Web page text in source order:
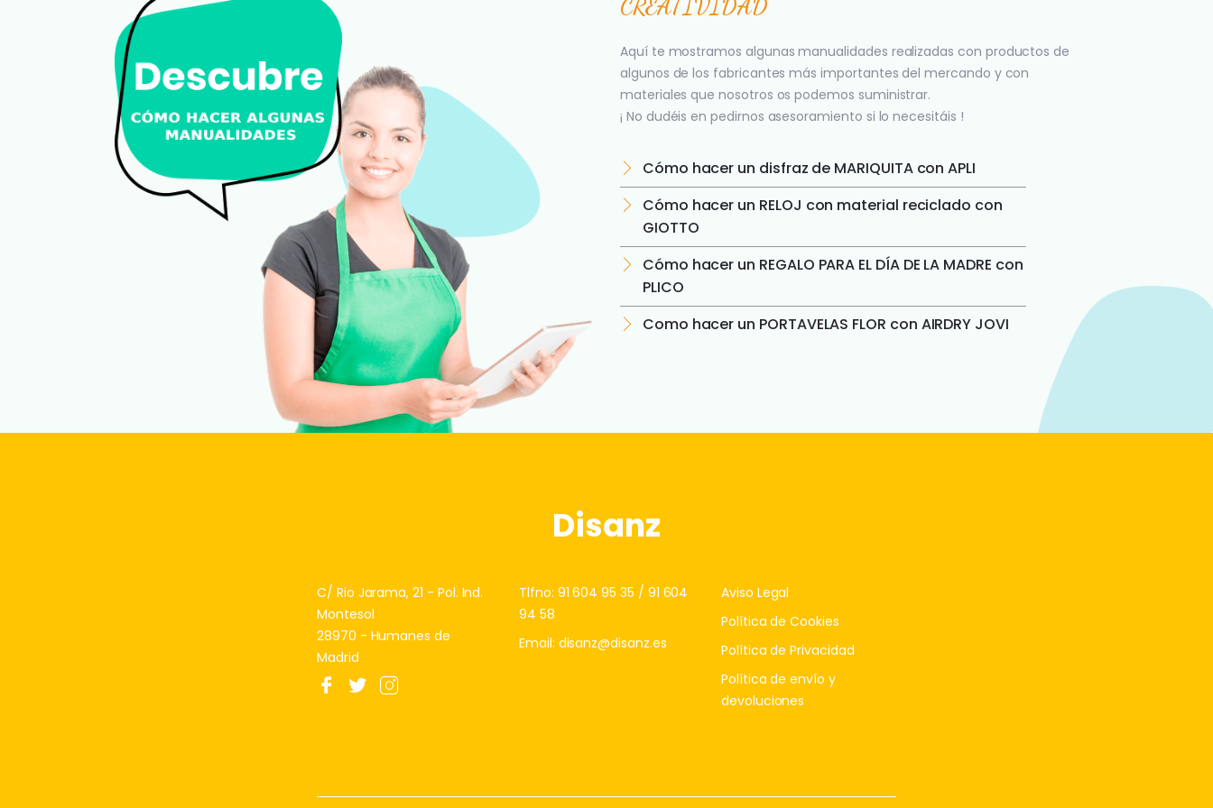
CREATIVIDAD
Aquí te mostramos algunas manualidades realizadas con productos de
algunos de los fabricantes más importantes del mercando y con
materiales que nosotros os podemos suministrar.
¡ No dudéis en pedirnos asesoramiento si lo necesitáis !
Cómo hacer un disfraz de MARIQUITA con APLI
Cómo hacer un RELOJ con material reciclado con
GIOTTO
Cómo hacer un REGALO PARA EL DÍA DE LA MADRE con
PLICO
Como hacer un PORTAVELAS FLOR con AIRDRY JOVI
Disanz
C/ Rio Jarama, 21 - Pol. Ind.
Montesol
28970 - Humanes de
Madrid
Tlfno: 91 604 95 35 / 91 604
94 58
Email: disanz@disanz.es
Aviso Legal
Política de Cookies
Política de Privacidad
Política de envío y
devoluciones